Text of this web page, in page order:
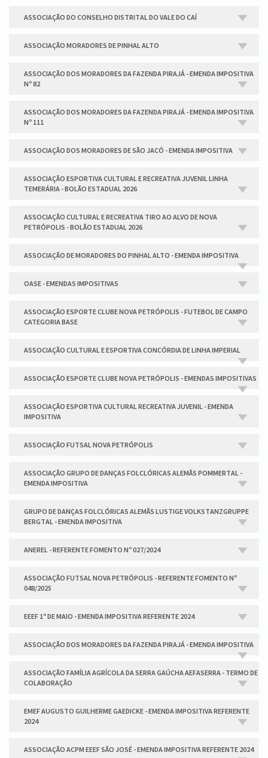
ASSOCIAÇÃO DO CONSELHO DISTRITAL DO VALE DO CAÍ
ASSOCIAÇÃO MORADORES DE PINHAL ALTO
ASSOCIAÇÃO DOS MORADORES DA FAZENDA PIRAJÁ - EMENDA IMPOSITIVA
Nº 82
ASSOCIAÇÃO DOS MORADORES DA FAZENDA PIRAJÁ - EMENDA IMPOSITIVA
Nº 111
ASSOCIAÇÃO DOS MORADORES DE SÃO JACÓ - EMENDA IMPOSITIVA
ASSOCIAÇÃO ESPORTIVA CULTURAL E RECREATIVA JUVENIL LINHA
TEMERÁRIA - BOLÃO ESTADUAL 2026
ASSOCIAÇÃO CULTURAL E RECREATIVA TIRO AO ALVO DE NOVA
PETRÓPOLIS - BOLÃO ESTADUAL 2026
ASSOCIAÇÃO DE MORADORES DO PINHAL ALTO - EMENDA IMPOSITIVA
OASE - EMENDAS IMPOSITIVAS
ASSOCIAÇÃO ESPORTE CLUBE NOVA PETRÓPOLIS - FUTEBOL DE CAMPO
CATEGORIA BASE
ASSOCIAÇÃO CULTURAL E ESPORTIVA CONCÓRDIA DE LINHA IMPERIAL
ASSOCIAÇÃO ESPORTE CLUBE NOVA PETRÓPOLIS - EMENDAS IMPOSITIVAS
ASSOCIAÇÃO ESPORTIVA CULTURAL RECREATIVA JUVENIL - EMENDA
IMPOSITIVA
ASSOCIAÇÃO FUTSAL NOVA PETRÓPOLIS
ASSOCIAÇÃO GRUPO DE DANÇAS FOLCLÓRICAS ALEMÃS POMMERTAL -
EMENDA IMPOSITIVA
GRUPO DE DANÇAS FOLCLÓRICAS ALEMÃS LUSTIGE VOLKSTANZGRUPPE
BERGTAL - EMENDA IMPOSITIVA
ANEREL - REFERENTE FOMENTO Nº 027/2024
ASSOCIAÇÃO FUTSAL NOVA PETRÓPOLIS - REFERENTE FOMENTO Nº
048/2025
EEEF 1º DE MAIO - EMENDA IMPOSITIVA REFERENTE 2024
ASSOCIAÇÃO DOS MORADORES DA FAZENDA PIRAJÁ - EMENDA IMPOSITIVA
ASSOCIAÇÃO FAMÍLIA AGRÍCOLA DA SERRA GAÚCHA AEFASERRA - TERMO DE
COLABORAÇÃO
EMEF AUGUSTO GUILHERME GAEDICKE - EMENDA IMPOSITIVA REFERENTE
2024
ASSOCIAÇÃO ACPM EEEF SÃO JOSÉ - EMENDA IMPOSITIVA REFERENTE 2024